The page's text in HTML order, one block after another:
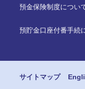
預金保険制度につい
預貯金口座付番手続
サイトマップ